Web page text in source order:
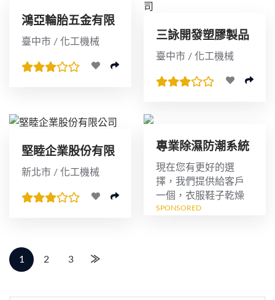
鴻亞輪胎五金有限
公司
臺中市 / 化工機械
三詠開發塑膠製品
有限公司
臺中市 / 化工機械
堅睦企業股份有限
公司
新北市 / 化工機械
專業除濕防潮系統
櫃訂製
現在您有更好的選
擇，我們提供給客戶
一個，衣服鞋子乾燥
無霉的置放空間，客
SPONSORED
1 2 3 ≫